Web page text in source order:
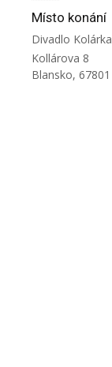
Místo konání
Divadlo Kolárka
Kollárova 8
Blansko, 67801